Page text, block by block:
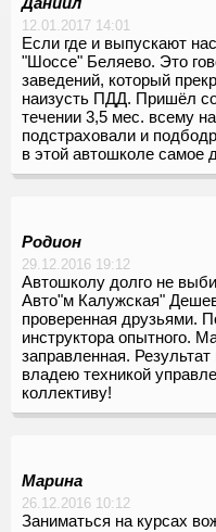
12.01.2017 14:01
Если где и выпускают
"Шоссе" Беляево. Это
заведений, который
наизусть ПДД. Пришёл
течении 3,5 мес. всему
подстраховали и
в этой автошколе самое
Родион
29.12.2016 19:12
Автошколу долго не
Авто"м Калужская"
проверенная друзьями.
инструктора опытного.
заправленная.
владею техникой
коллективу!
Марина
26.12.2016 10:12
Заниматься на курсах